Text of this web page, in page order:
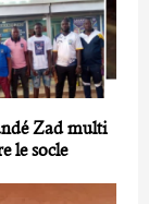
Zad multi
le socle